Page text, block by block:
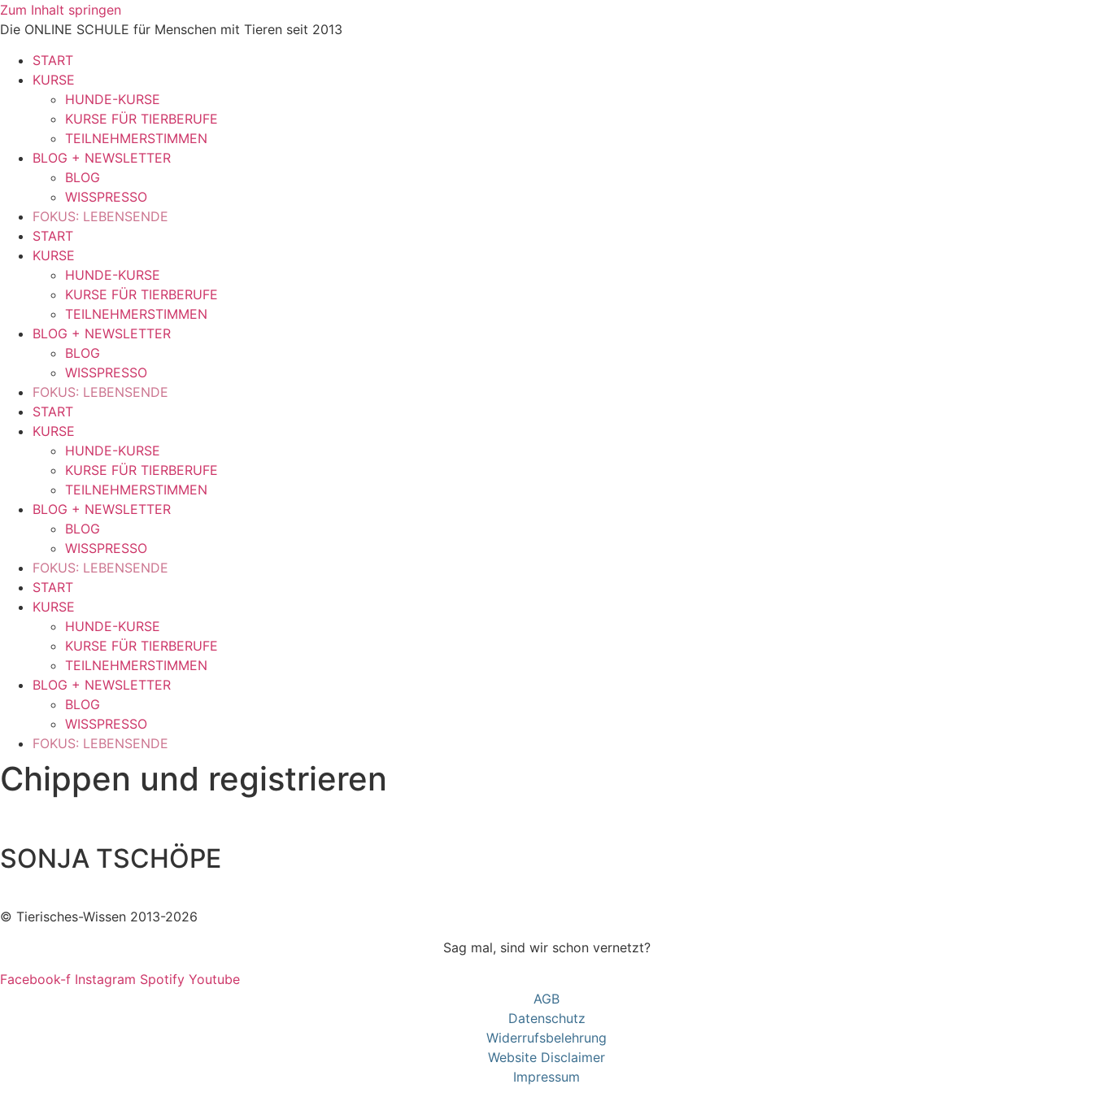
Zum Inhalt springen
Die ONLINE SCHULE für Menschen mit Tieren seit 2013
START
KURSE
HUNDE-KURSE
KURSE FÜR TIERBERUFE
TEILNEHMERSTIMMEN
BLOG + NEWSLETTER
BLOG
WISSPRESSO
FOKUS: LEBENSENDE
START
KURSE
HUNDE-KURSE
KURSE FÜR TIERBERUFE
TEILNEHMERSTIMMEN
BLOG + NEWSLETTER
BLOG
WISSPRESSO
FOKUS: LEBENSENDE
START
KURSE
HUNDE-KURSE
KURSE FÜR TIERBERUFE
TEILNEHMERSTIMMEN
BLOG + NEWSLETTER
BLOG
WISSPRESSO
FOKUS: LEBENSENDE
START
KURSE
HUNDE-KURSE
KURSE FÜR TIERBERUFE
TEILNEHMERSTIMMEN
BLOG + NEWSLETTER
BLOG
WISSPRESSO
FOKUS: LEBENSENDE
Chippen und registrieren
SONJA TSCHÖPE
© Tierisches-Wissen 2013-2026
Sag mal, sind wir schon vernetzt?
Facebook-f Instagram Spotify Youtube
AGB
Datenschutz
Widerrufsbelehrung
Website Disclaimer
Impressum